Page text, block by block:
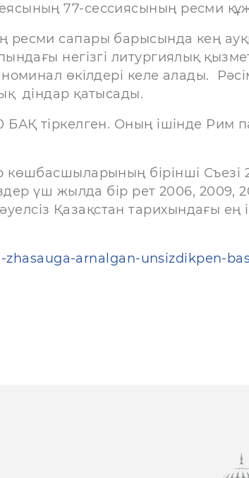
77-сессиясының ресми
ресми сапары барысында кең
негізгі литургиялық
өкілдері келе алады.
діндар қатысады.
БАҚ тіркелген. Оның ішінде Рим
көшбасшыларының бірінші
үш жылда бір рет 2006, 2009,
Қазақстан тарихындағы ең
arnalgan-unsizdikpen-